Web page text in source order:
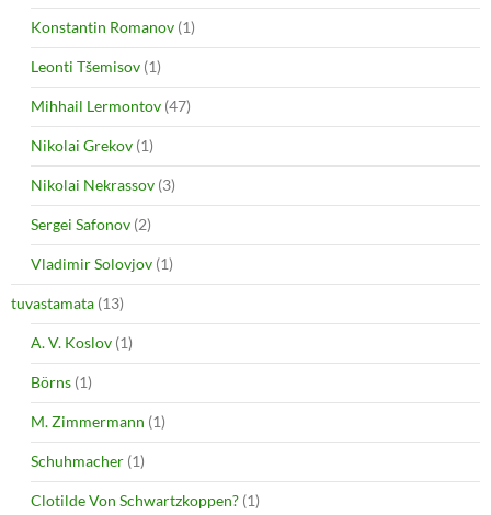
Konstantin Romanov (1)
Leonti Tšemisov (1)
Mihhail Lermontov (47)
Nikolai Grekov (1)
Nikolai Nekrassov (3)
Sergei Safonov (2)
Vladimir Solovjov (1)
tuvastamata (13)
A. V. Koslov (1)
Börns (1)
M. Zimmermann (1)
Schuhmacher (1)
Clotilde Von Schwartzkoppen? (1)